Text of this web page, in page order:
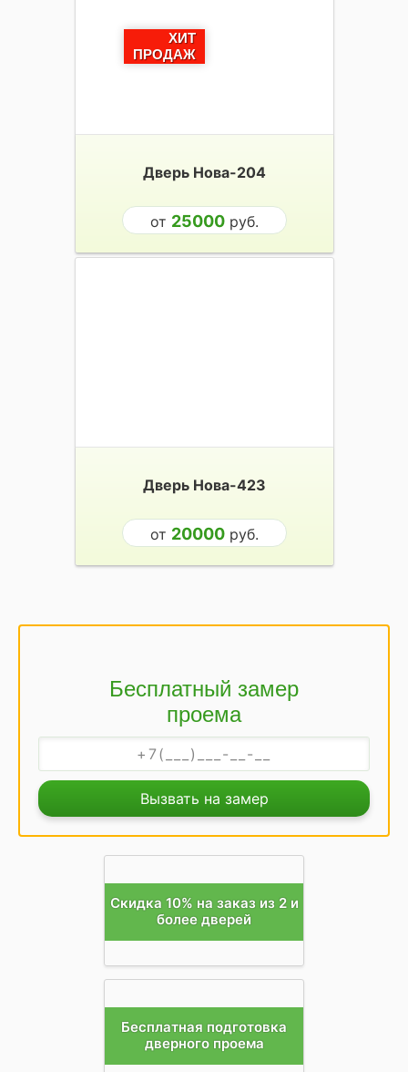
ХИТ
ПРОДАЖ
Дверь Нова-204
от 25000руб.
Дверь Нова-423
от 20000руб.
Бесплатный замер
проема
Вызвать на замер
Скидка 10% на заказ из 2 и
более дверей
Бесплатная подготовка
дверного проема